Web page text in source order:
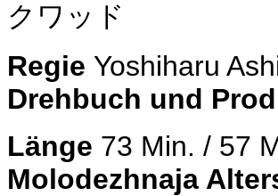
クワッド
Regie Yoshiharu
Drehbuch und
Länge 73 Min. / 57
Molodezhnaja